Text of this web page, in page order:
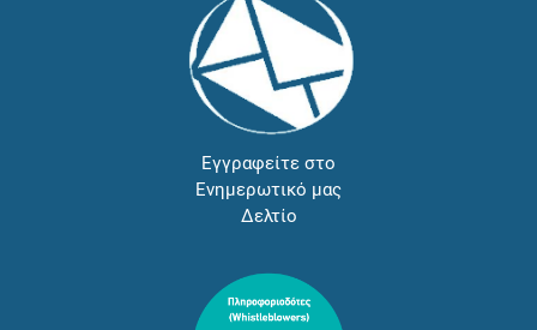
Εγγραφείτε στο
Ενημερωτικό μας
Δελτίο